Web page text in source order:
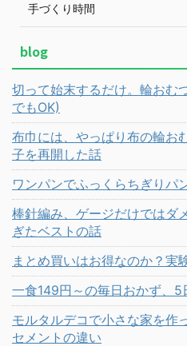
手づくり時間
blog
切って始末するだけ。輪おむ
でもOK)
布巾には、やっぱり布の輪お
子を再開した話
ワンパンでふっくらちぎりパ
棒針編み、ゲージだけではダ
ぎたベストの話
まとめ買いはお得なのか？実
一食149円～の毎日おかず、5
モルタルデコで小さな家を作
セメントの違い